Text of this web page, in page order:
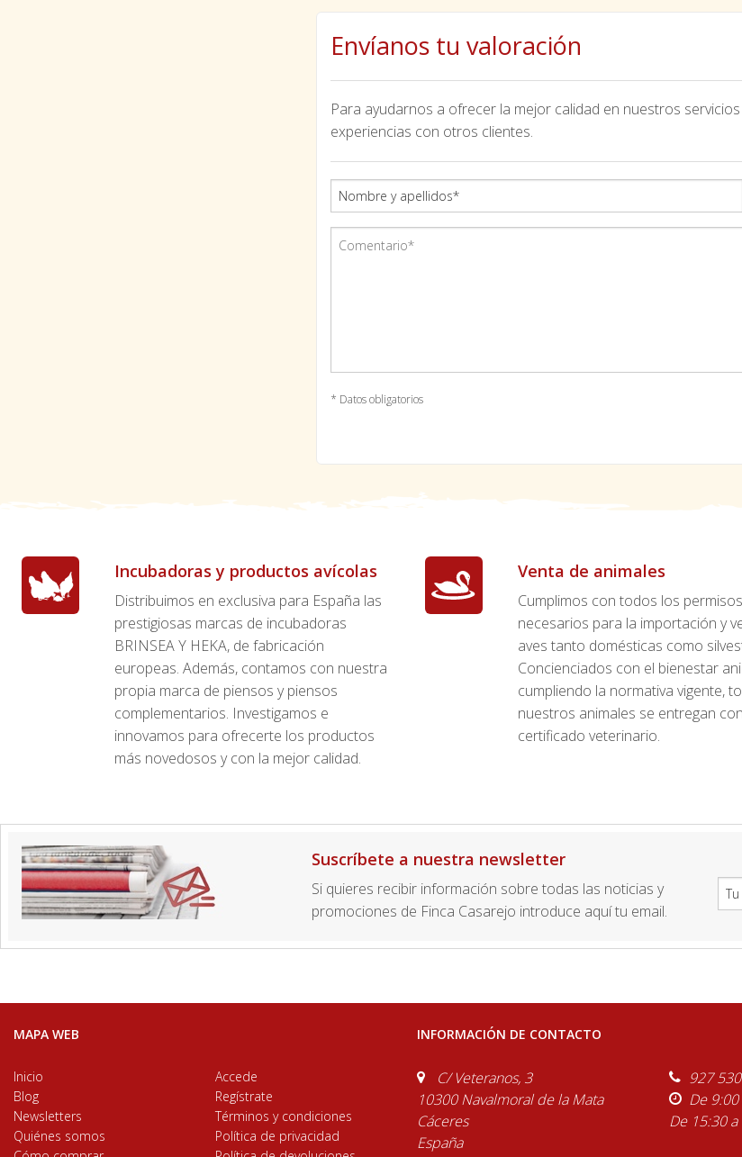
Envíanos tu valoración
Para ayudarnos a ofrecer la mejor calidad en nuestros
experiencias con otros clientes.
* Datos obligatorios
Incubadoras y productos avícolas
Distribuimos en exclusiva para España las
prestigiosas marcas de incubadoras
BRINSEA Y HEKA, de fabricación
europeas. Además, contamos con nuestra
propia marca de piensos y piensos
complementarios. Investigamos e
innovamos para ofrecerte los productos
más novedosos y con la mejor calidad.
Venta de animales
Cumplimos con todos los permisos
necesarios para la importación y
aves tanto domésticas como
Concienciados con el bienestar
cumpliendo la normativa vigente,
nuestros animales se entregan con
certificado veterinario.
Suscríbete a nuestra newsletter
Si quieres recibir información sobre todas las noticias y
promociones de Finca Casarejo introduce aquí tu email.
MAPA WEB
Inicio
Blog
Newsletters
Quiénes somos
Accede
Regístrate
Términos y condiciones
Política de privacidad
INFORMACIÓN DE CONTACTO
C/ Veteranos, 3
10300 Navalmoral de la Mata
Cáceres
España
927
De
De 15:30